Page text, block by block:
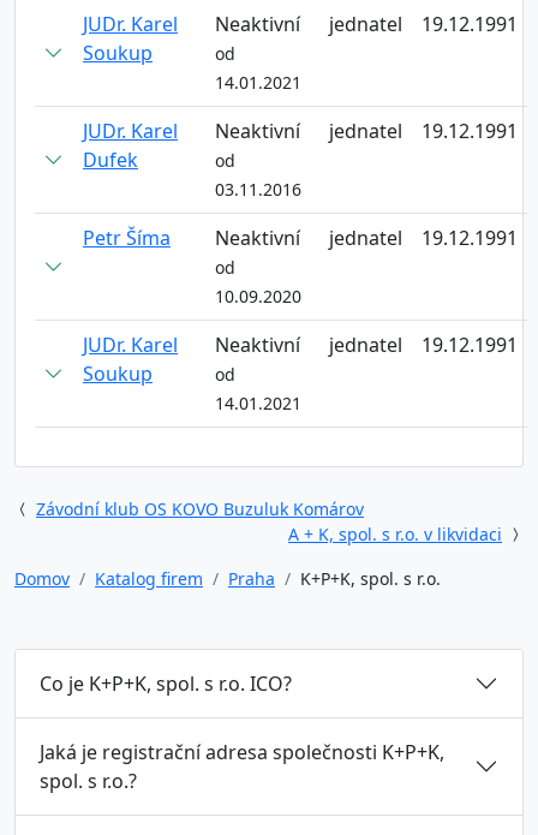
JUDr. Karel
Soukup
Neaktivní
od
14.01.2021
jednatel 19.12.1991
JUDr. Karel
Dufek
Neaktivní
od
03.11.2016
jednatel 19.12.1991
Petr Šíma Neaktivní
od
10.09.2020
jednatel 19.12.1991
JUDr. Karel
Soukup
Neaktivní
od
14.01.2021
jednatel 19.12.1991
Závodní klub OS KOVO Buzuluk Komárov
A + K, spol. s r.o. v likvidaci
Domov
Katalog firem Praha K+P+K, spol. s r.o.
Co je K+P+K, spol. s r.o. ICO?
Jaká je registrační adresa společnosti K+P+K,
spol. s r.o.?